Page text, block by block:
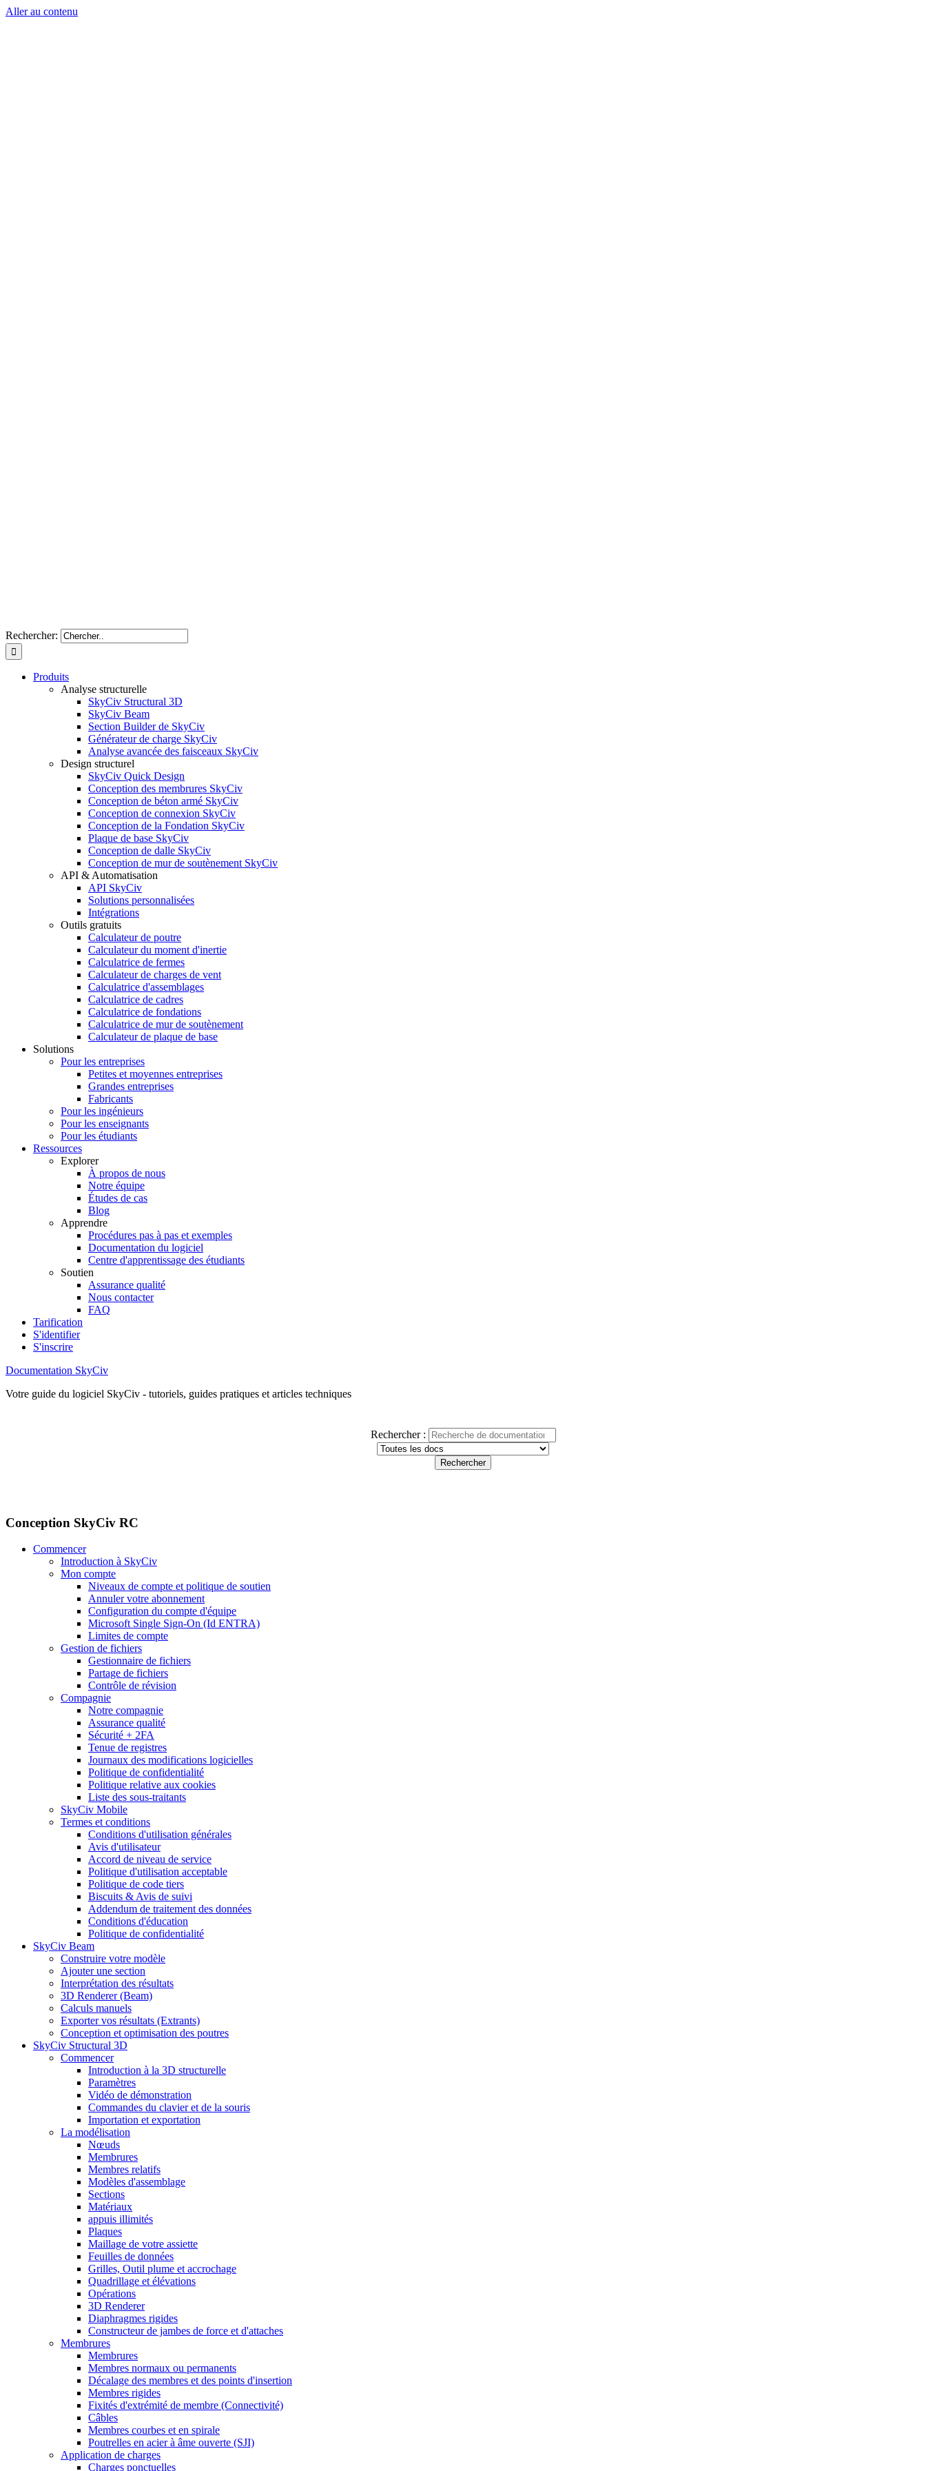
Aller au contenu
Rechercher:
Produits
Analyse structurelle
SkyCiv Structural 3D
SkyCiv Beam
Section Builder de SkyCiv
Générateur de charge SkyCiv
Analyse avancée des faisceaux SkyCiv
Design structurel
SkyCiv Quick Design
Conception des membrures SkyCiv
Conception de béton armé SkyCiv
Conception de connexion SkyCiv
Conception de la Fondation SkyCiv
Plaque de base SkyCiv
Conception de dalle SkyCiv
Conception de mur de soutènement SkyCiv
API & Automatisation
API SkyCiv
Solutions personnalisées
Intégrations
Outils gratuits
Calculateur de poutre
Calculateur du moment d'inertie
Calculatrice de fermes
Calculateur de charges de vent
Calculatrice d'assemblages
Calculatrice de cadres
Calculatrice de fondations
Calculatrice de mur de soutènement
Calculateur de plaque de base
Solutions
Pour les entreprises
Petites et moyennes entreprises
Grandes entreprises
Fabricants
Pour les ingénieurs
Pour les enseignants
Pour les étudiants
Ressources
Explorer
À propos de nous
Notre équipe
Études de cas
Blog
Apprendre
Procédures pas à pas et exemples
Documentation du logiciel
Centre d'apprentissage des étudiants
Soutien
Assurance qualité
Nous contacter
FAQ
Tarification
S'identifier
S'inscrire
Documentation SkyCiv
Votre guide du logiciel SkyCiv - tutoriels, guides pratiques et articles techniques
Rechercher :
Conception SkyCiv RC
Commencer
Introduction à SkyCiv
Mon compte
Niveaux de compte et politique de soutien
Annuler votre abonnement
Configuration du compte d'équipe
Microsoft Single Sign-On (Id ENTRA)
Limites de compte
Gestion de fichiers
Gestionnaire de fichiers
Partage de fichiers
Contrôle de révision
Compagnie
Notre compagnie
Assurance qualité
Sécurité + 2FA
Tenue de registres
Journaux des modifications logicielles
Politique de confidentialité
Politique relative aux cookies
Liste des sous-traitants
SkyCiv Mobile
Termes et conditions
Conditions d'utilisation générales
Avis d'utilisateur
Accord de niveau de service
Politique d'utilisation acceptable
Politique de code tiers
Biscuits & Avis de suivi
Addendum de traitement des données
Conditions d'éducation
Politique de confidentialité
SkyCiv Beam
Construire votre modèle
Ajouter une section
Interprétation des résultats
3D Renderer (Beam)
Calculs manuels
Exporter vos résultats (Extrants)
Conception et optimisation des poutres
SkyCiv Structural 3D
Commencer
Introduction à la 3D structurelle
Paramètres
Vidéo de démonstration
Commandes du clavier et de la souris
Importation et exportation
La modélisation
Nœuds
Membrures
Membres relatifs
Modèles d'assemblage
Sections
Matériaux
appuis illimités
Plaques
Maillage de votre assiette
Feuilles de données
Grilles, Outil plume et accrochage
Quadrillage et élévations
Opérations
3D Renderer
Diaphragmes rigides
Constructeur de jambes de force et d'attaches
Membrures
Membrures
Membres normaux ou permanents
Décalage des membres et des points d'insertion
Membres rigides
Fixités d'extrémité de membre (Connectivité)
Câbles
Membres courbes et en spirale
Poutrelles en acier à âme ouverte (SJI)
Application de charges
Charges ponctuelles